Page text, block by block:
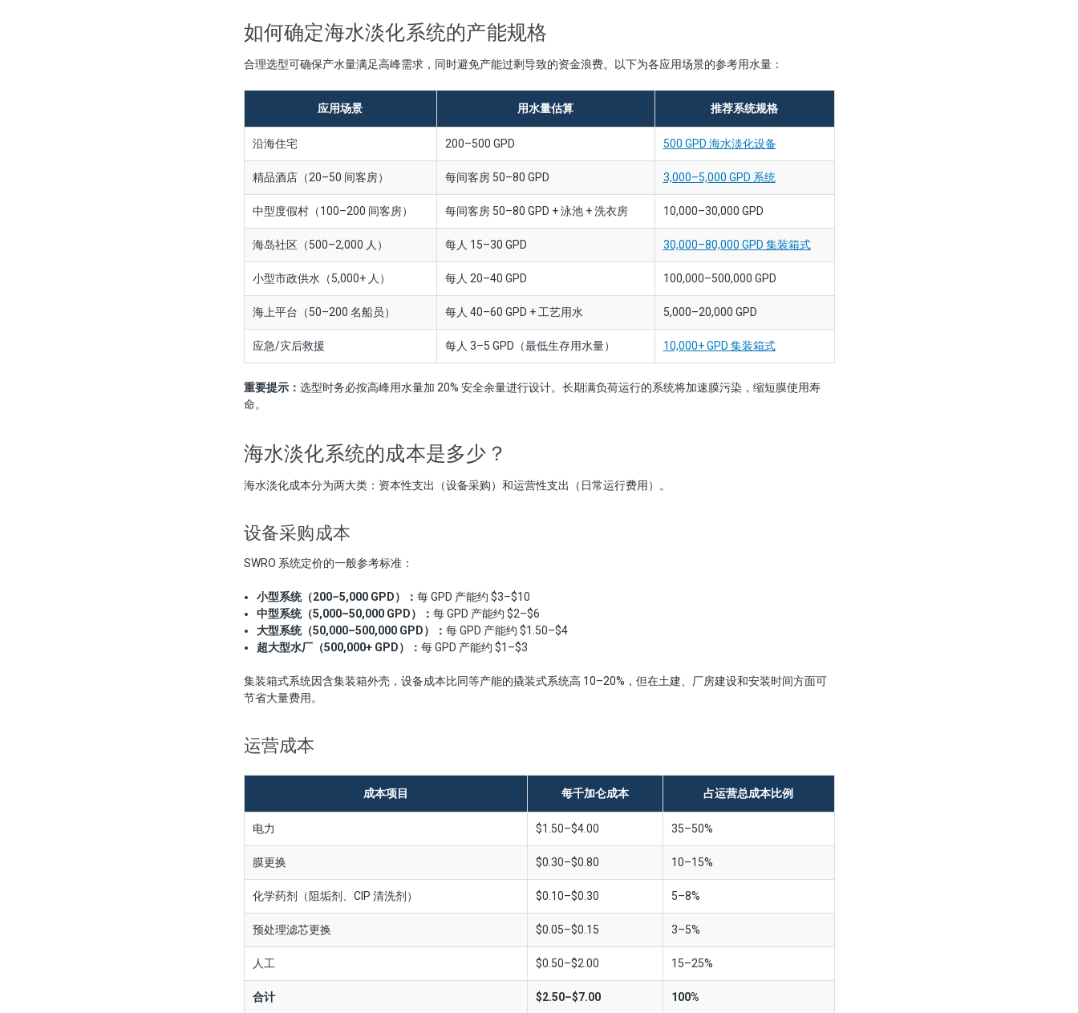
如何确定海水淡化系统的产能规格
合理选型可确保产水量满足高峰需求，同时避免产能过剩导致的资金浪费。以下为各应用场景的参考用水量：
应用场景 用水量估算 推荐系统规格
沿海住宅 200–500 GPD 500 GPD 海水淡化设备
精品酒店（20–50 间客房） 每间客房 50–80 GPD 3,000–5,000 GPD 系统
中型度假村（100–200 间客房） 每间客房 50–80 GPD + 泳池 + 洗衣房 10,000–30,000 GPD
海岛社区（500–2,000 人） 每人 15–30 GPD 30,000–80,000 GPD 集装箱式
小型市政供水（5,000+ 人） 每人 20–40 GPD 100,000–500,000 GPD
海上平台（50–200 名船员） 每人 40–60 GPD + 工艺用水 5,000–20,000 GPD
应急/灾后救援 每人 3–5 GPD（最低生存用水量） 10,000+ GPD 集装箱式
重要提示： 选型时务必按高峰用水量加 20% 安全余量进行设计。长期满负荷运行的系统将加速膜污染，缩短膜使用寿
命。
海水淡化系统的成本是多少？
海水淡化成本分为两大类：资本性支出（设备采购）和运营性支出（日常运行费用）。
设备采购成本
SWRO 系统定价的一般参考标准：
小型系统（200–5,000 GPD）： 每 GPD 产能约 $3–$10
中型系统（5,000–50,000 GPD）： 每 GPD 产能约 $2–$6
大型系统（50,000–500,000 GPD）： 每 GPD 产能约 $1.50–$4
超大型水厂（500,000+ GPD）： 每 GPD 产能约 $1–$3
集装箱式系统因含集装箱外壳，设备成本比同等产能的撬装式系统高 10–20%，但在土建、厂房建设和安装时间方面可
节省大量费用。
运营成本
成本项目 每千加仑成本 占运营总成本比例
电力 $1.50–$4.00 35–50%
膜更换 $0.30–$0.80 10–15%
化学药剂（阻垢剂、CIP 清洗剂） $0.10–$0.30 5–8%
预处理滤芯更换 $0.05–$0.15 3–5%
人工 $0.50–$2.00 15–25%
合计 $2.50–$7.00 100%